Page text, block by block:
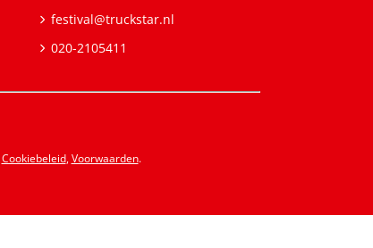
festival@truckstar.nl
020-2105411
Cookiebeleid,Voorwaarden.